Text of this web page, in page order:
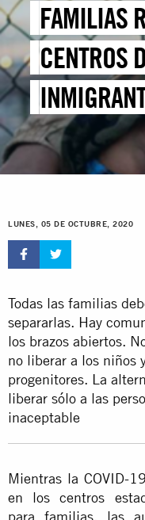
FAMILIAS
CENTROS
LUNES, 05 DE OCTUBRE, 2020
Todas las familias
separarlas. Hay
los brazos abiertos.
no liberar a los niños
progenitores. La
liberar sólo a las
inaceptable
Mientras la COVID-
en los centros
para familias, las